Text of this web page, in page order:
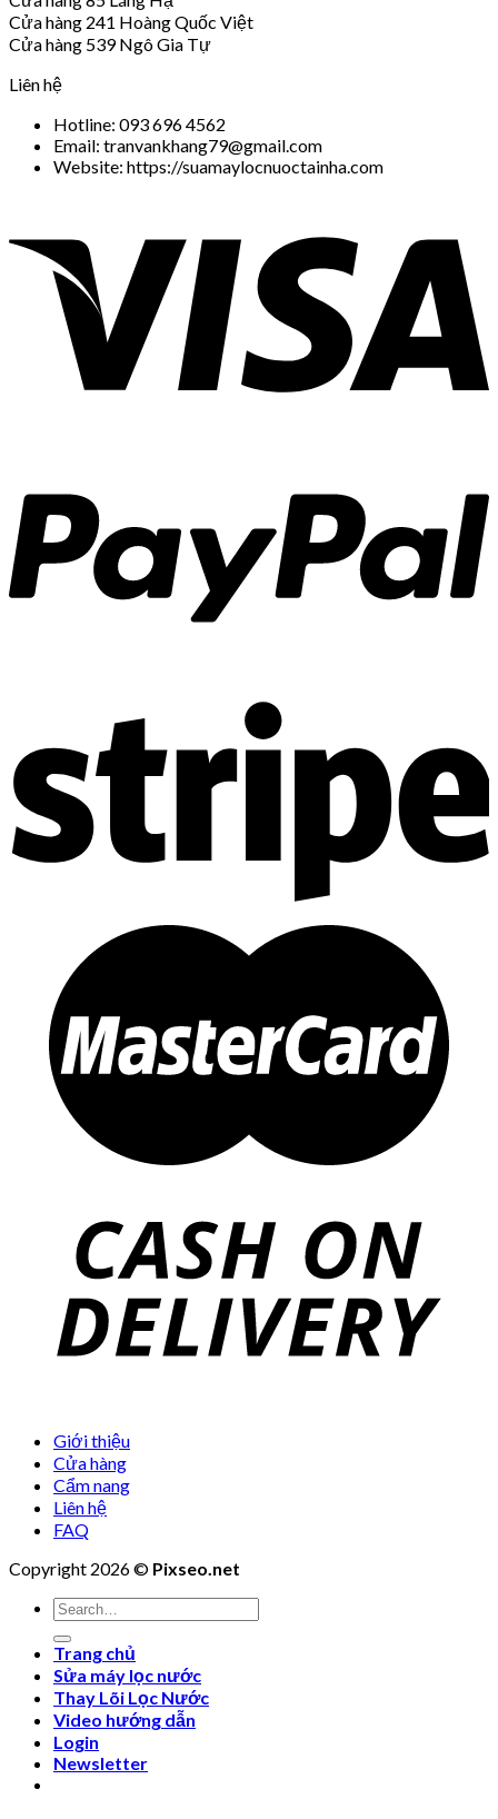
Cửa hàng 241 Hoàng Quốc Việt
Cửa hàng 539 Ngô Gia Tự
Liên hệ
Hotline: 093 696 4562
Email: tranvankhang79@gmail.com
Website: https://suamaylocnuoctainha.com
Giới thiệu
Cửa hàng
Cẩm nang
Liên hệ
FAQ
Copyright 2026 © Pixseo.net
Search
for:
Trang chủ
Sửa máy lọc nước
Thay Lõi Lọc Nước
Video hướng dẫn
Login
Newsletter